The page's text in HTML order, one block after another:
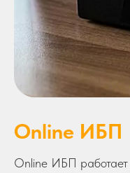
Online ИБП
Online ИБП работает